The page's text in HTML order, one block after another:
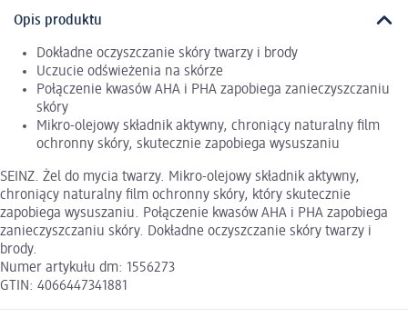
Opis produktu
Dokładne oczyszczanie skóry twarzy i brody
Uczucie odświeżenia na skórze
Połączenie kwasów AHA i PHA zapobiega zanieczyszczaniu
skóry
Mikro-olejowy składnik aktywny, chroniący naturalny film
ochronny skóry, skutecznie zapobiega wysuszaniu
SEINZ. Żel do mycia twarzy. Mikro-olejowy składnik aktywny,
chroniący naturalny film ochronny skóry, który skutecznie
zapobiega wysuszaniu. Połączenie kwasów AHA i PHA zapobiega
zanieczyszczaniu skóry. Dokładne oczyszczanie skóry twarzy i
brody.
Numer artykułu dm: 1556273
GTIN: 4066447341881